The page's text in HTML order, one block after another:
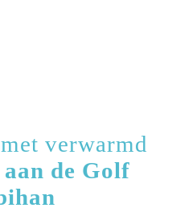
verwarmd
aan de Golf